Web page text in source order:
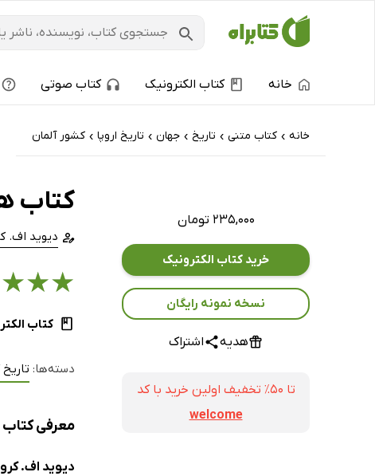
خانه کتاب الکترونیک کتاب صوتی
خانه › کتاب‌ متنی › تاریخ › جهان › تاریخ اروپا › کشور آلمان
۲۳۵,۰۰۰ تومان
خرید کتاب الکترونیک
نسخه نمونه رایگان
هدیه اشتراک
تا ۵۰٪ تخفیف اولین خرید با کد
welcome
کتاب
دیوید اف.
★
★
★
کتاب
دسته‌ها:
معرفی کتاب
دیوید اف. کرو